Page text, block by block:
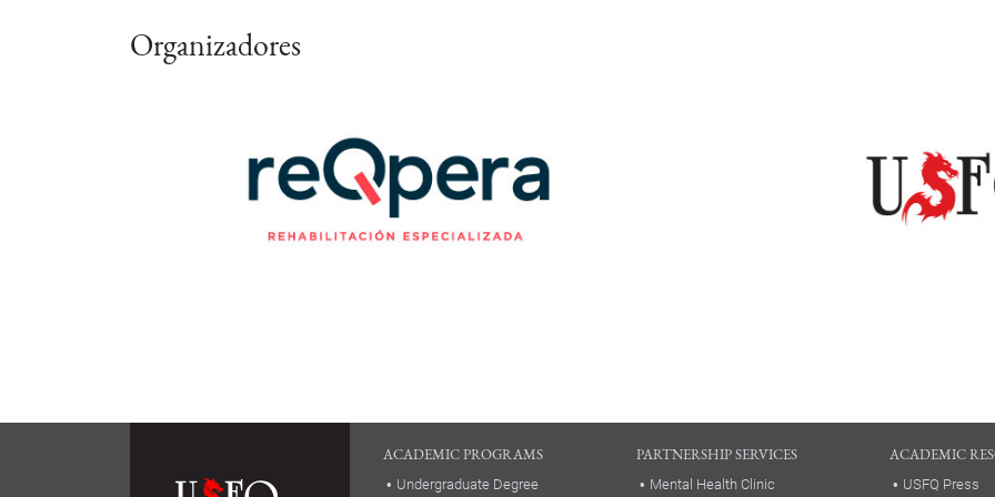
Organizadores
ACADEMIC PROGRAMS
Undergraduate Degree
PARTNERSHIP SERVICES
Mental Health Clinic
ACADEMIC
USFQ Press